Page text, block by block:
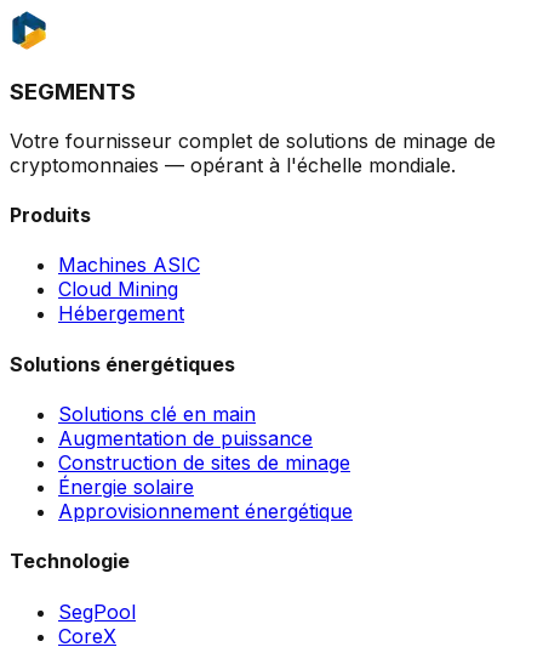
SEGMENTS
Votre fournisseur complet de solutions de minage de
cryptomonnaies — opérant à l'échelle mondiale.
Produits
Machines ASIC
Cloud Mining
Hébergement
Solutions énergétiques
Solutions clé en main
Augmentation de puissance
Construction de sites de minage
Énergie solaire
Approvisionnement énergétique
Technologie
SegPool
CoreX